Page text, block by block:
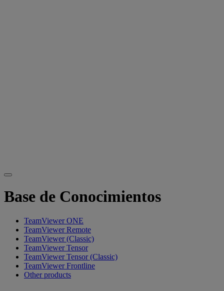
Base de Conocimientos
TeamViewer ONE
TeamViewer Remote
TeamViewer (Classic)
TeamViewer Tensor
TeamViewer Tensor (Classic)
TeamViewer Frontline
Other products